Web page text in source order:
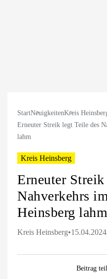
StartNeuigkeitenKreis
Erneuter Streik legt Teile des
lahm
Kreis Heinsberg
Erneuter
Nahverkehrs
Heinsberg lahm
Kreis Heinsberg•
Beitrag
Pinterest
E-